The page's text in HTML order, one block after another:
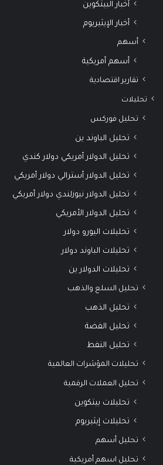
أخبار البيتكوين
أخبار الإيثيريوم
أسهم
أسهم أمريكية
تقارير اقتصادية
تحليلات
تحليل فوركس
تحليل الباوند ين
تحليل الدولار أمريكي دولار كندي
تحليل الدولار أسترالي دولار أمريكي
تحليل الدولار نيوزلندي دولار أمريكي
تحليل الدولار الأمريكي
تحليلات اليورو دولار
تحليلات الباوند دولار
تحليلات الدولار ين
تحليل السلع والذهب
تحليل الذهب
تحليل الفضة
تحليل النفط
تحليلات المؤشرات العالمية
تحليل العملات الرقمية
تحليلات بيتكوين
تحليلات إيثيريوم
تحليل أسهم
تحليل اسهم أمريكية